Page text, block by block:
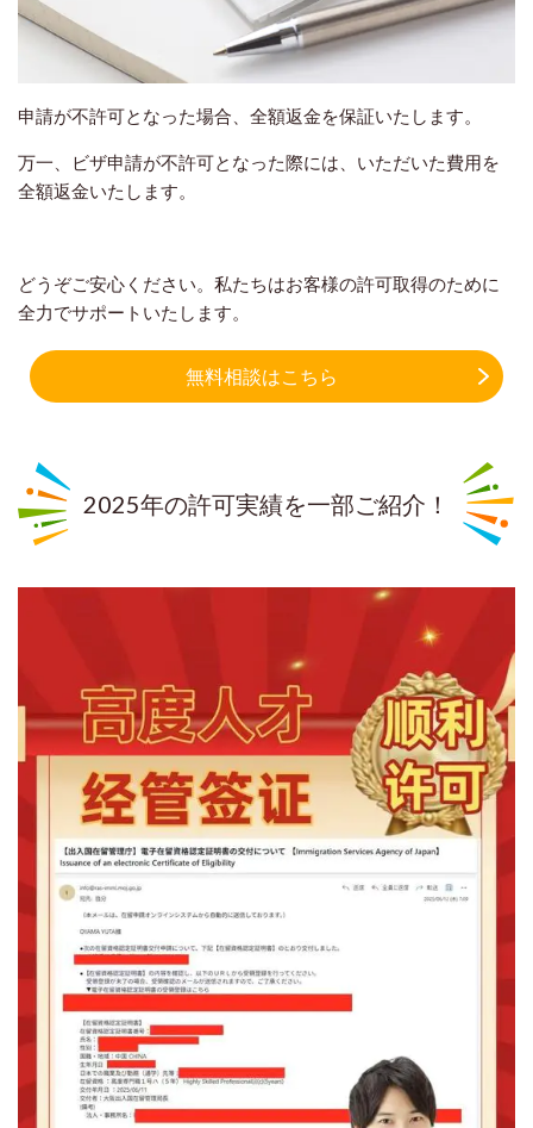
申請が不許可となった場合、全額返金を保証いたします。
万一、ビザ申請が不許可となった際には、いただいた費用を
全額返金いたします。
どうぞご安心ください。私たちはお客様の許可取得のために
全力でサポートいたします。
無料相談はこちら
2025年の許可実績を一部ご紹介！